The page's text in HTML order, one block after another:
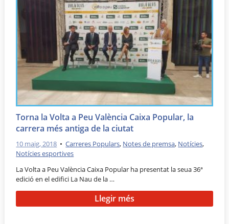
Torna la Volta a Peu València Caixa Popular, la
carrera més antiga de la ciutat
10 maig, 2018 •Carreres Populars, Notes de premsa, Notícies,
Notícies esportives
La Volta a Peu València Caixa Popular ha presentat la seua 36ª
edició en el edifici La Nau de la …
Llegir més